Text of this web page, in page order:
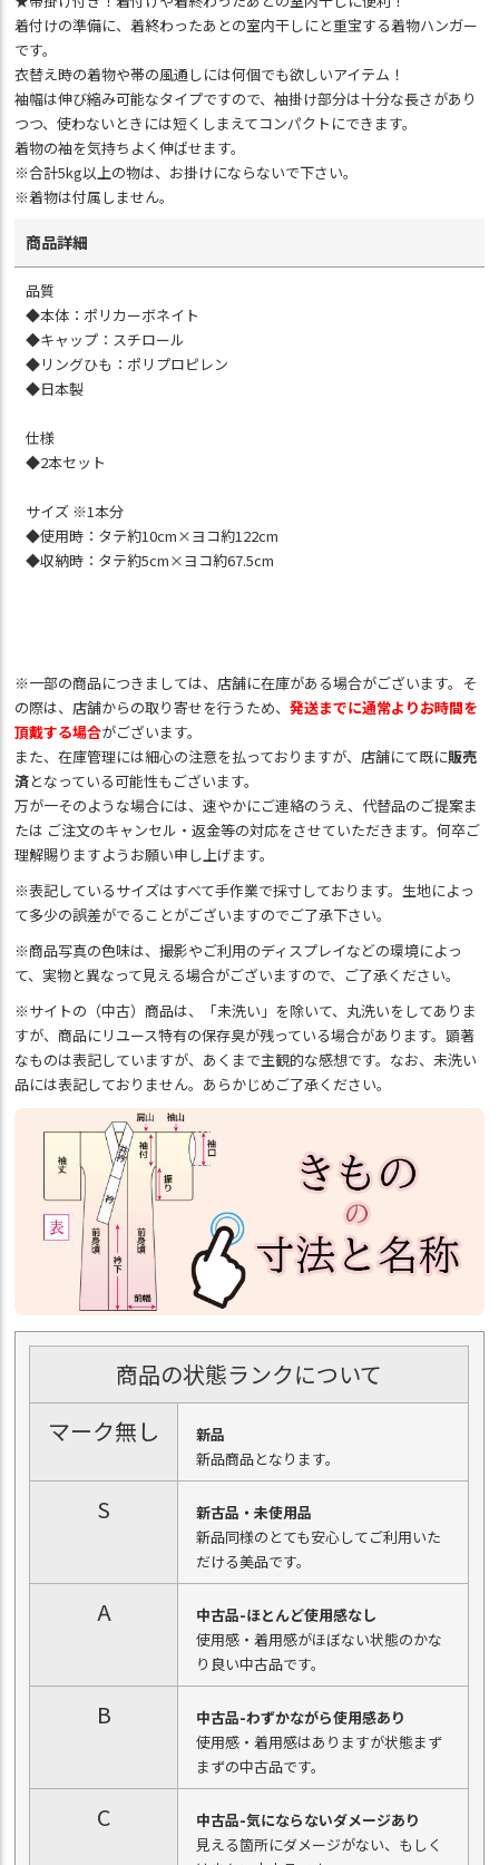
着付けの準備に、着終わったあとの室内干しにと重宝する着物ハンガー
です。
衣替え時の着物や帯の風通しには何個でも欲しいアイテム！
袖幅は伸び縮み可能なタイプですので、袖掛け部分は十分な長さがあり
つつ、使わないときには短くしまえてコンパクトにできます。
着物の袖を気持ちよく伸ばせます。
※合計5kg以上の物は、お掛けにならないで下さい。
※着物は付属しません。
商品詳細
品質
◆本体：ポリカーボネイト
◆キャップ：スチロール
◆リングひも：ポリプロピレン
◆日本製
仕様
◆2本セット
サイズ ※1本分
◆使用時：タテ約10cm×ヨコ約122cm
◆収納時：タテ約5cm×ヨコ約67.5cm
※一部の商品につきましては、店舗に在庫がある場合がございます。そ
の際は、店舗からの取り寄せを行うため、発送までに通常よりお時間を
頂戴する場合がございます。
また、在庫管理には細心の注意を払っておりますが、店舗にて既に販売
済となっている可能性もございます。
万が一そのような場合には、速やかにご連絡のうえ、代替品のご提案ま
たは ご注文のキャンセル・返金等の対応をさせていただきます。何卒ご
理解賜りますようお願い申し上げます。
※表記しているサイズはすべて手作業で採寸しております。生地によっ
て多少の誤差がでることがございますのでご了承下さい。
※商品写真の色味は、撮影やご利用のディスプレイなどの環境によっ
て、実物と異なって見える場合がございますので、ご了承ください。
※サイトの（中古）商品は、「未洗い」を除いて、丸洗いをしてありま
すが、商品にリユース特有の保存臭が残っている場合があります。顕著
なものは表記していますが、あくまで主観的な感想です。なお、未洗い
品には表記しておりません。あらかじめご了承ください。
商品の状態ランクについて
マーク無し
新品
新品商品となります。
S
新古品・未使用品
新品同様のとても安心してご利用いた
だける美品です。
A
中古品-ほとんど使用感なし
使用感・着用感がほぼない状態のかな
り良い中古品です。
B
中古品-わずかながら使用感あり
使用感・着用感はありますが状態まず
まずの中古品です。
C
中古品-気にならないダメージあり
見える箇所にダメージがない、もしく